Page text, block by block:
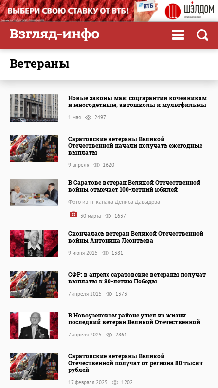
ветераны
Новые законы мая: соцгарантии кочевникам
и многодетным, автошколы и мультфильмы
1 мая 2497
Саратовские ветераны Великой
Отечественной начали получать ежегодные
выплаты
9 апреля 1620
В Саратове ветеран Великой Отечественной
войны отмечает 100-летний юбилей
Фото из тг-канала Дениса Давыдова
30 марта 1637
Скончалась ветеран Великой Отечественной
войны Антонина Леонтьева
9 июня 2025 1381
СФР: в апреле саратовские ветераны получат
выплаты к 80-летию Победы
7 апреля 2025 1373
В Новоузенском районе ушел из жизни
последний ветеран Великой Отечественной
7 апреля 2025 2861
Саратовские ветераны Великой
Отечественной получат от региона 80 тысяч
рублей
17 февраля 2025 1202